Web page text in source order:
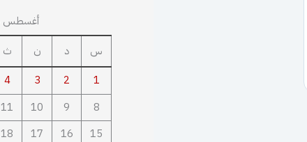
أغسطس 2026
س
د ن ث
1
2
3
4
8
9
10
11
15
16
17
18